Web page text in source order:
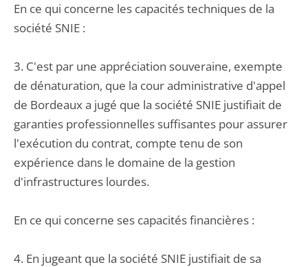
En ce qui concerne les capacités techniques de la
société SNIE :
3. C'est par une appréciation souveraine, exempte
de dénaturation, que la cour administrative d'appel
de Bordeaux a jugé que la société SNIE justifiait de
garanties professionnelles suffisantes pour assurer
l'exécution du contrat, compte tenu de son
expérience dans le domaine de la gestion
d'infrastructures lourdes.
En ce qui concerne ses capacités financières :
4. En jugeant que la société SNIE justifiait de sa